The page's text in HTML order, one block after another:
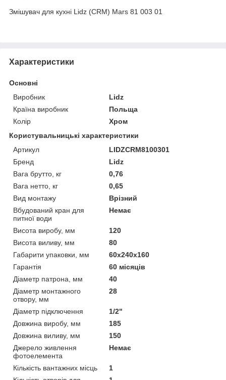
Змішувач для кухні Lidz (CRM) Mars 81 003 01
Характеристики
Основні
Виробник
Lidz
Країна виробник
Польща
Колір
Хром
Користувальницькі характеристики
Артикул
LIDZCRM8100301
Бренд
Lidz
Вага брутто, кг
0,76
Вага нетто, кг
0,65
Вид монтажу
Врізний
Вбудований кран для
питної води
Немає
Висота виробу, мм
120
Висота виливу, мм
80
Габарити упаковки, мм
60х240х160
Гарантія
60 місяців
Діаметр патрона, мм
40
Діаметр монтажного
отвору, мм
28
Діаметр підключення
1/2"
Довжина виробу, мм
185
Довжина виливу, мм
150
Джерело живлення
фотоелемента
Немає
Кількість вантажних місць
1